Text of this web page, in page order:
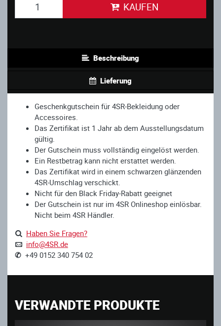
KAUFEN
Beschreibung
Lieferung
Geschenkgutschein für 4SR-Bekleidung oder
Accessoires.
Das Zertifikat ist 1 Jahr ab dem Ausstellungsdatum
gültig.
Der Gutschein muss vollständig eingelöst werden.
Ein Restbetrag kann nicht erstattet werden.
Das Zertifikat wird in einem schwarzen glänzenden
4SR-Umschlag verschickt.
Nicht für den Black Friday-Rabatt geeignet
Der Gutschein ist nur im 4SR Onlineshop einlösbar.
Nicht beim 4SR Händler.
Haben Sie Fragen?
info@4SR.de
✆ +49 0152 340 754 02
VERWANDTE PRODUKTE